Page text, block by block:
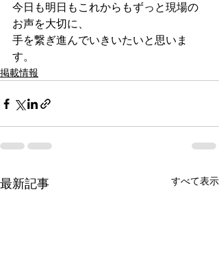
今日も明日もこれからもずっと現場の
お声を大切に、
手を繋ぎ進んでいきいたいと思いま
す。
掲載情報
最新記事 すべて表示